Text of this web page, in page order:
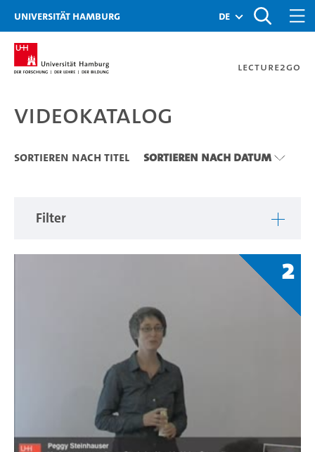
Zu den Filtern
Zur Metanavigation
Zur Hauptnavigation
Zur Suche
Zum Inhalt
Zum Seitenfuss
Universität Hamburg de
Lecture2Go
Videokatalog
Videokatalog
Sortieren nach Titel Sortieren nach Datum
Filter
2